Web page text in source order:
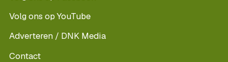
Volg ons op YouTube
Adverteren / DNK Media
Contact